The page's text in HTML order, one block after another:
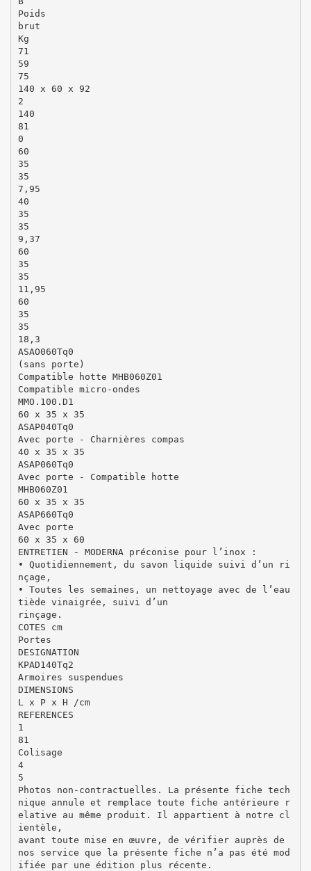
Poids
brut
Kg
71
59
75
140 x 60 x 92
2
140
81
0
60
35
35
7,95
40
35
35
9,37
60
35
35
11,95
60
35
35
18,3
ASAO060Tq0
(sans porte)
Compatible hotte MHB060Z01
Compatible micro-ondes
MMO.100.D1
60 x 35 x 35
ASAP040Tq0
Avec porte - Charnières compas
40 x 35 x 35
ASAP060Tq0
Avec porte - Compatible hotte
MHB060Z01
60 x 35 x 35
ASAP660Tq0
Avec porte
60 x 35 x 60
ENTRETIEN - MODERNA préconise pour l’inox :
• Quotidiennement, du savon liquide suivi d’un ri
nçage,
• Toutes les semaines, un nettoyage avec de l’eau
tiède vinaigrée, suivi d’un
rinçage.
COTES cm
Portes
DESIGNATION
KPAD140Tq2
Armoires suspendues
DIMENSIONS
L x P x H /cm
REFERENCES
1
81
Colisage
4
5
Photos non-contractuelles. La présente fiche tech
nique annule et remplace toute fiche antérieure r
elative au même produit. Il appartient à notre cl
ientèle,
avant toute mise en œuvre, de vérifier auprès de
nos service que la présente fiche n’a pas été mod
ifiée par une édition plus récente.